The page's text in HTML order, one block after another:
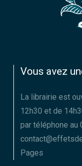
Vous avez
La librairie est
12h30 et de
par téléphone au
Pages